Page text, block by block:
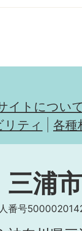
イトについ
ティ
各種
三浦市
番号